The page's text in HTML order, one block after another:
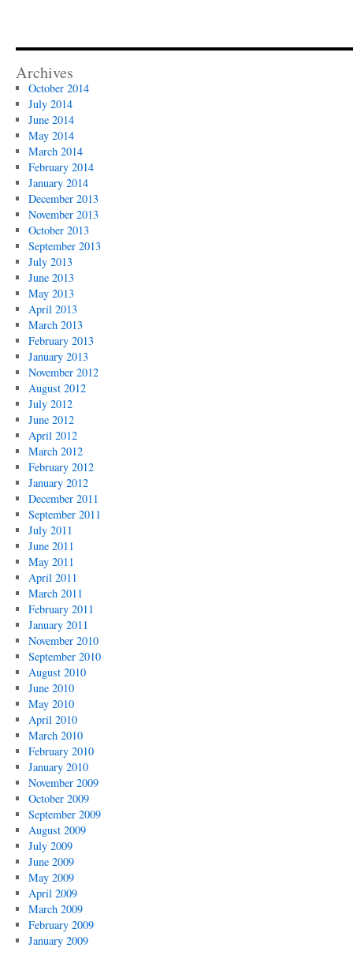
Archives
October 2014
July 2014
June 2014
May 2014
March 2014
February 2014
January 2014
December 2013
November 2013
October 2013
September 2013
July 2013
June 2013
May 2013
April 2013
March 2013
February 2013
January 2013
November 2012
August 2012
July 2012
June 2012
April 2012
March 2012
February 2012
January 2012
December 2011
September 2011
July 2011
June 2011
May 2011
April 2011
March 2011
February 2011
January 2011
November 2010
September 2010
August 2010
June 2010
May 2010
April 2010
March 2010
February 2010
January 2010
November 2009
October 2009
September 2009
August 2009
July 2009
June 2009
May 2009
April 2009
March 2009
February 2009
January 2009